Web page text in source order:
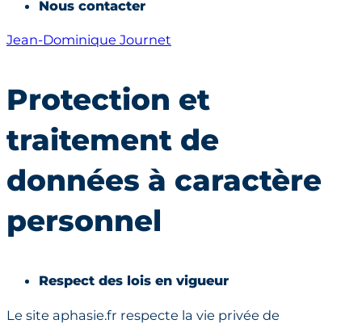
Nous contacter
Jean-Dominique Journet
Protection et
traitement de
données à caractère
personnel
Respect des lois en vigueur
Le site aphasie.fr respecte la vie privée de